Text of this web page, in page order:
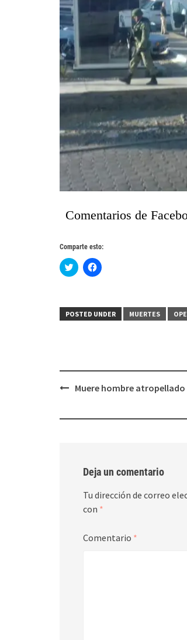
Comentarios de
Comparte esto:
Haz
clic
(Se
abre
Haz
clic
(Se
abre
POSTED UNDER MUERTES
PostMuere hombre atropellado
Deja un comentario
Tu dirección de correo
con *
Comentario *